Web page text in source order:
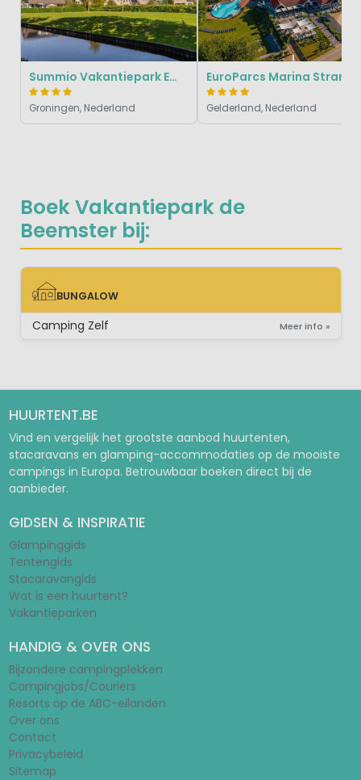
Boek Vakantiepark de
Beemster bij:
BUNGALOW
BUNGALOW
Camping Zelf Meer info »
Summio Vakantiepark Emslandermeer
Groningen, Nederland Gelderland, Nederland
HUURTENT.BE
Vind en vergelijk het grootste aanbod huurtenten,
stacaravans en glamping-accommodaties op de mooiste
campings in Europa. Betrouwbaar boeken direct bij de
aanbieder.
GIDSEN & INSPIRATIE
Glampinggids
Tentengids
Stacaravangids
Wat is een huurtent?
Vakantieparken
HANDIG & OVER ONS
Bijzondere campingplekken
Campingjobs/Couriers
Resorts op de ABC-eilanden
Over ons
Contact
Privacybeleid
Sitemap